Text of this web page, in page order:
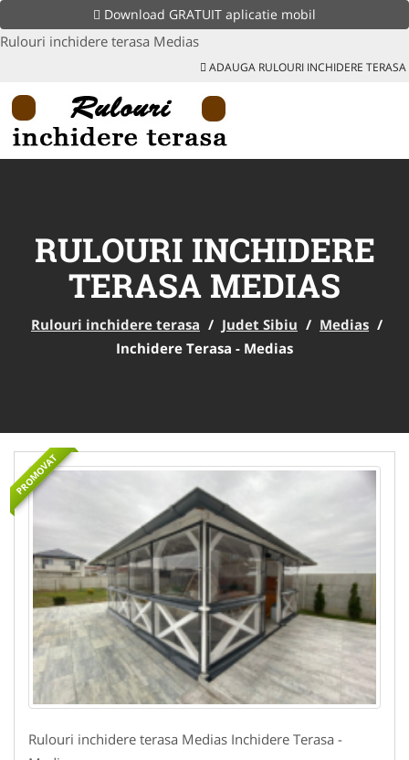
Download GRATUIT aplicatie mobil
Rulouri inchidere terasa Medias
ADAUGA RULOURI INCHIDERE TERASA
RULOURI INCHIDERE
TERASA MEDIAS
Rulouri inchidere terasa / Judet Sibiu / Medias /
Inchidere Terasa - Medias
PROMOVAT
Rulouri inchidere terasa Medias Inchidere Terasa -